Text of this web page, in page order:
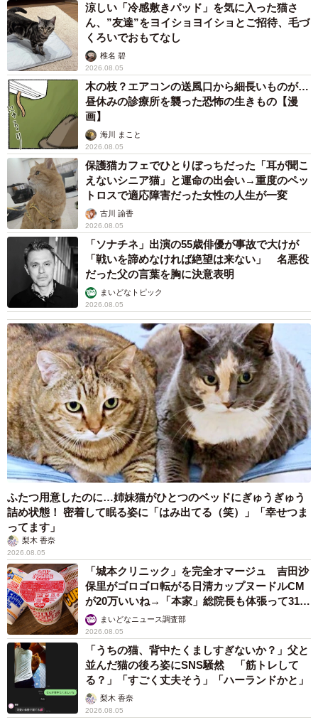
涼しい「冷感敷きパッド」を気に入った猫さ
ん、”友達”をヨイショヨイショとご招待、毛づ
くろいでおもてなし
椎名 碧
2026.08.05
木の枝？エアコンの送風口から細長いものが…
昼休みの診療所を襲った恐怖の生きもの【漫
画】
海川 まこと
2026.08.05
保護猫カフェでひとりぼっちだった「耳が聞こ
えないシニア猫」と運命の出会い→重度のペッ
トロスで適応障害だった女性の人生が一変
古川 諭香
2026.08.05
「ソナチネ」出演の55歳俳優が事故で大けが
「戦いを諦めなければ絶望は来ない」 名悪役
だった父の言葉を胸に決意表明
まいどなトピック
2026.08.05
ふたつ用意したのに…姉妹猫がひとつのベッドにぎゅうぎゅう
詰め状態！ 密着して眠る姿に「はみ出てる（笑）」「幸せつま
ってます」
梨木 香奈
2026.08.05
「城本クリニック」を完全オマージュ 吉田沙
保里がゴロゴロ転がる日清カップヌードルCM
が20万いいね→「本家」総院長も体張って31万
いいねまいどなニュース調査部
2026.08.05
「うちの猫、背中たくましすぎないか？」父と
並んだ猫の後ろ姿にSNS騒然 「筋トレして
る？」「すごく丈夫そう」「ハーランドかと」
梨木 香奈
2026.08.05